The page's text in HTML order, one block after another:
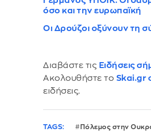
όσο και την ευρωπαϊκή
Οι Δρούζοι οξύνουν τη
Διαβάστε τις Ειδήσεις
Ακολουθήστε το Skai.gr
ειδήσεις.
TAGS: Πόλεμος στην